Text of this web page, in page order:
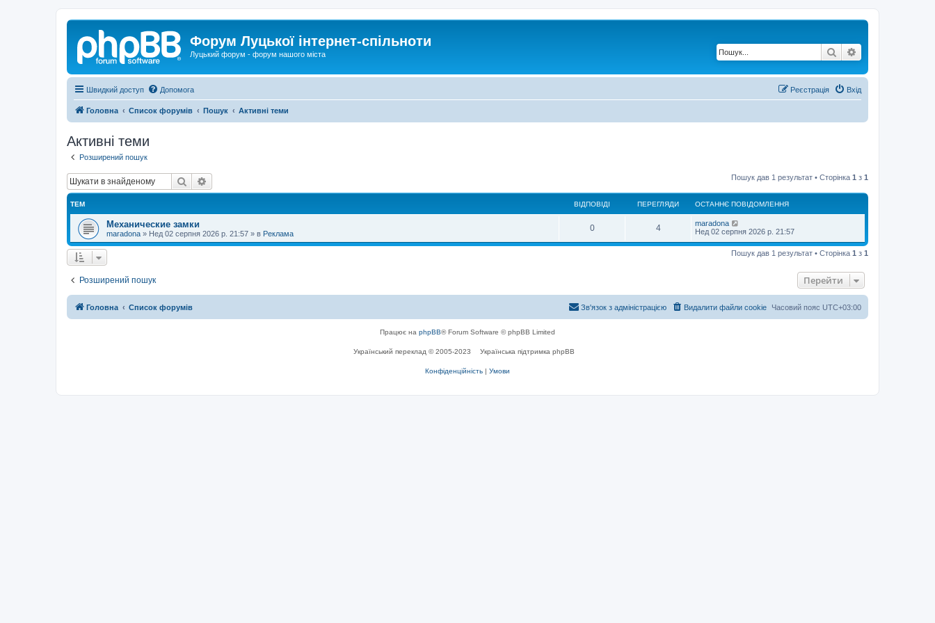
Форум Луцької інтернет-спільноти
Луцький форум - форум нашого міста Пошук
Швидкий доступ Допомога Вхід
Реєстрація
Головна Список форумів Пошук Активні теми
Активні теми
Розширений пошук
Пошук Пошук дав 1 результат • Сторінка 1 з 1
ТЕМ ВІДПОВІДІ ПЕРЕГЛЯДИ ОСТАННЄ ПОВІДОМЛЕННЯ
Механические замки
maradona » Нед 02 серпня 2026 р. 21:57 » в Реклама
0 4
maradona
Нед 02 серпня 2026 р. 21:57
Пошук дав 1 результат • Сторінка 1 з 1
Розширений пошук Перейти
Головна Список форумів Часовий пояс UTC+03:00
Видалити файли cookie
Зв'язок з адміністрацією
Працює на phpBB® Forum Software © phpBB Limited
Український переклад © 2005-2023 Українська підтримка phpBB
Конфіденційність | Умови